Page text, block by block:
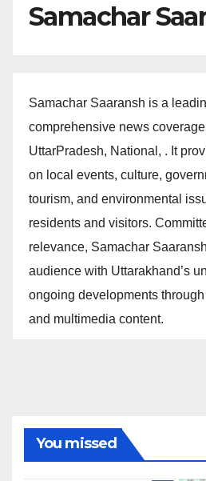
Samachar
Samachar Saaransh is a
comprehensive news
UttarPradesh, National, . It
on local events, culture,
tourism, and environmental
residents and visitors.
relevance, Samachar
audience with Uttarakhand’s
ongoing developments
and multimedia content.
You missed